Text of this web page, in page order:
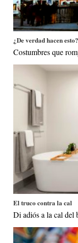
¿De verdad hacen esto?
Costumbres que
El truco contra la cal
Di adiós a la cal del